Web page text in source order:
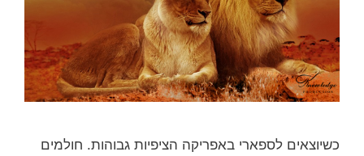
כשיוצאים לספארי באפריקה הציפיות גבוהות. חולמים